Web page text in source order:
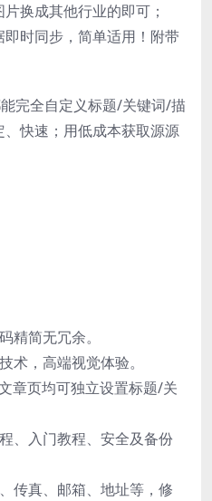
换成其他行业的即可；
时同步，简单适用！附带
完全自定义标题/关键词/描
快速；用低成本获取源源
精简无冗余。
术，高端视觉体验。
章页均可独立设置标题/关
、入门教程、安全及备份
传真、邮箱、地址等，修